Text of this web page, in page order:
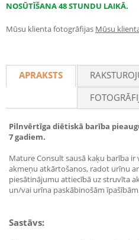
NOSŪTĪŠANA 48 STUNDU LAIKĀ.
Mūsu klienta fotogrāfijas Mūsu
APRAKSTS
Pilnvērtīga diētiskā barība
7 gadiem.
Mature Consult sausā kaķu barība
akmeņu atkārtošanos, radot urīnu
piesātinājumu attiecībā uz struvīta
un/vai urīna paskābinošām
Sastāvs: